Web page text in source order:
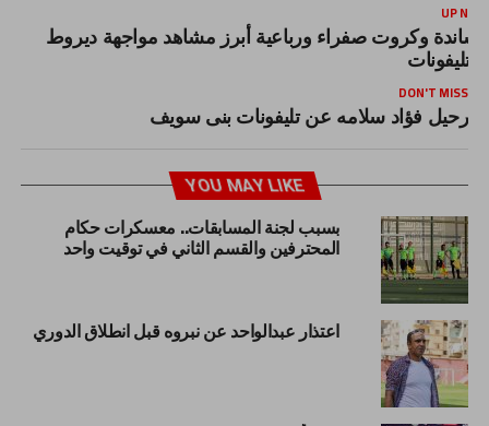
UP
وكروت صفراء ورباعية أبرز مشاهد مواجهة ديروط
DON'T MISS
رحيل فؤاد سلامه عن تليفونات بنى سويف
YOU MAY LIKE
بسبب لجنة المسابقات.. معسكرات حكام
المحترفين والقسم الثاني في توقيت واحد
اعتذار عبدالواحد عن نبروه قبل انطلاق الدوري